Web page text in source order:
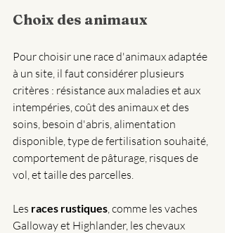
Choix des animaux
Pour choisir une race d'animaux adaptée
à un site, il faut considérer plusieurs
critères : résistance aux maladies et aux
intempéries, coût des animaux et des
soins, besoin d'abris, alimentation
disponible, type de fertilisation souhaité,
comportement de pâturage, risques de
vol, et taille des parcelles.
Les races rustiques , comme les vaches
Galloway et Highlander, les chevaux